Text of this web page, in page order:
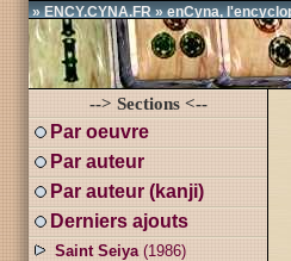
» ENCY.CYNA.FR » enCyna,
--> Sections <--
Par oeuvre
Par auteur
Par auteur (kanji)
Derniers ajouts
Saint Seiya(1986)